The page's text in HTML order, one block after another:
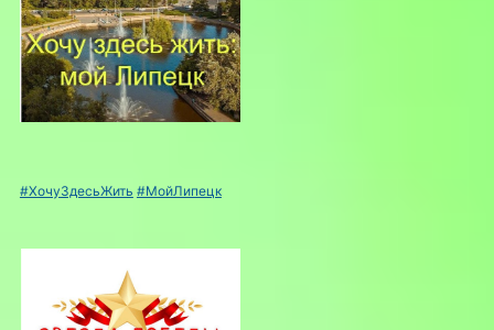
#ХочуЗдесьЖить #МойЛипецк